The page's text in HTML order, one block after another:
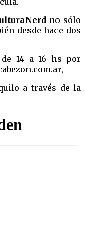
no sólo
desde hace dos
14 a 16 hs por
a través de la